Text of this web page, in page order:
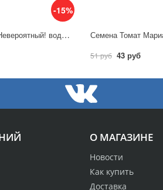
-15%
Семена Кореопсис Невероятный! водоворот / Аэлита
51 руб 43 руб
О МАГАЗИНЕ
Новости
Как купить
Доставка